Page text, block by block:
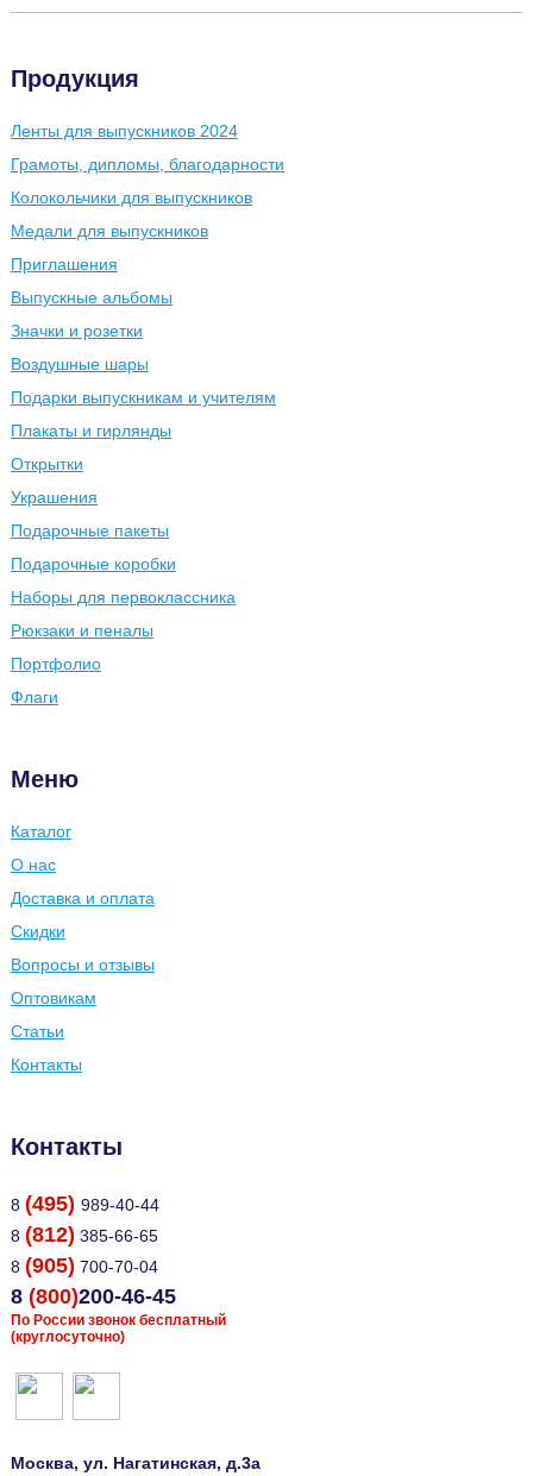
Продукция
Ленты для выпускников 2024
Грамоты, дипломы, благодарности
Колокольчики для выпускников
Медали для выпускников
Приглашения
Выпускные альбомы
Значки и розетки
Воздушные шары
Подарки выпускникам и учителям
Плакаты и гирлянды
Открытки
Украшения
Подарочные пакеты
Подарочные коробки
Наборы для первоклассника
Рюкзаки и пеналы
Портфолио
Флаги
Меню
Каталог
О нас
Доставка и оплата
Скидки
Вопросы и отзывы
Оптовикам
Статьи
Контакты
Контакты
8 (495) 989-40-44
8 (812) 385-66-65
8 (905) 700-70-04
8 (800)200-46-45
По России звонок бесплатный
(круглосуточно)
Москва, ул. Нагатинская, д.3а